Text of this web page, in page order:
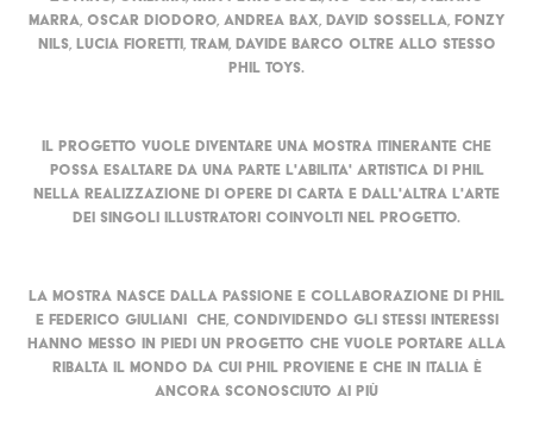
Marra, Oscar Diodoro, Andrea Bax, David Sossella, Fonzy
Nils, Lucia Fioretti, Tram, Davide Barco oltre allo stesso
Phil Toys.
Il progetto vuole diventare una mostra itinerante che
possa esaltare da una parte l'abilita' artistica di Phil
nella realizzazione di opere di carta e dall'altra l'arte
dei singoli illustratori coinvolti nel progetto.
La mostra nasce dalla passione e collaborazione di Phil
e Federico Giuliani che, condividendo gli stessi interessi
hanno messo in piedi un progetto che vuole portare alla
ribalta il mondo da cui Phil proviene e che in Italia è
ancora sconosciuto ai più